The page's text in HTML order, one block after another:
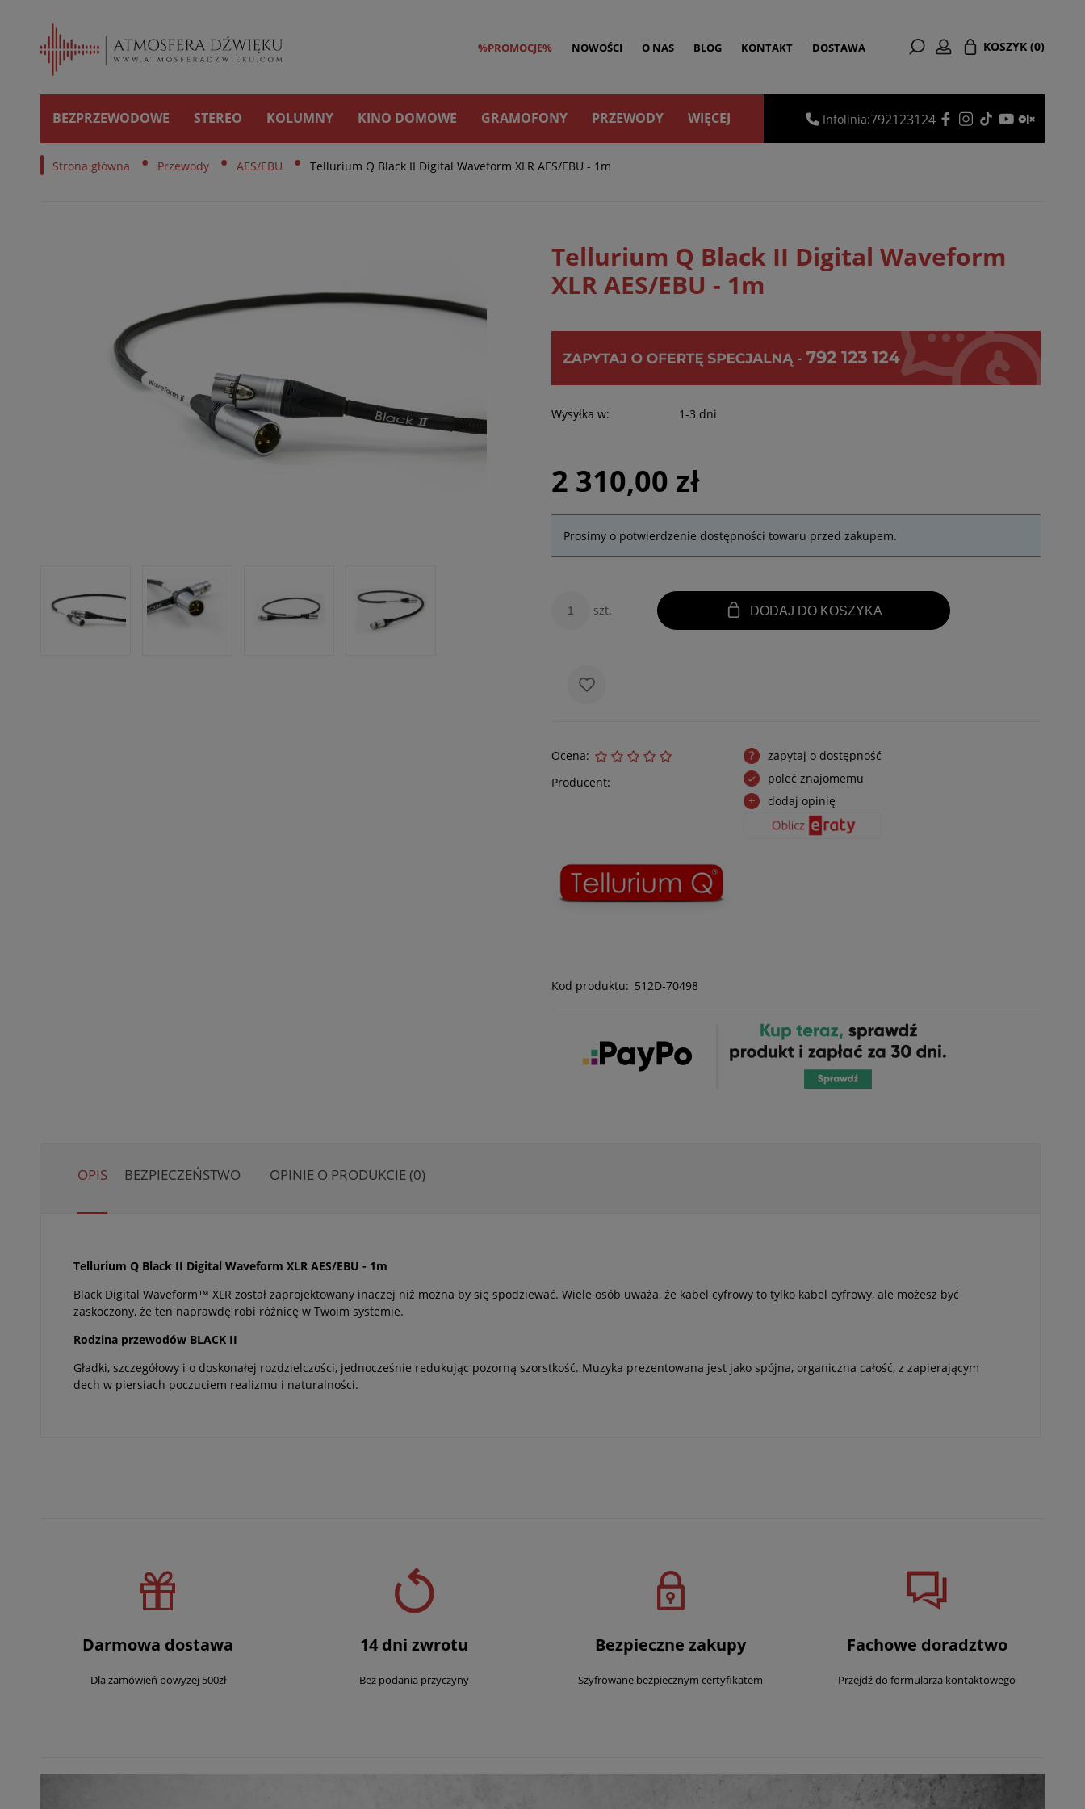
KOSZYK (0)
%PROMOCJE% NOWOŚCI O NAS BLOG KONTAKT DOSTAWA
BEZPRZEWODOWE STEREO KOLUMNY KINO DOMOWE GRAMOFONY PRZEWODY WIĘCEJ Infolinia:792123124
Strona główna • Przewody • AES/EBU • Tellurium Q Black II Digital Waveform XLR AES/EBU - 1m
Tellurium Q Black II Digital Waveform
XLR AES/EBU - 1m
Wysyłka w: 1-3 dni
2 310,00 zł
Prosimy o potwierdzenie dostępności towaru przed zakupem.
szt. DODAJ DO KOSZYKA
Ocena:
Producent:
Kod produktu: 512D-70498
zapytaj o dostępność
poleć znajomemu
dodaj opinię
OPIS BEZPIECZEŃSTWO OPINIE O PRODUKCIE (0)
Tellurium Q Black II Digital Waveform XLR AES/EBU - 1m
Black Digital Waveform™ XLR został zaprojektowany inaczej niż można by się spodziewać. Wiele osób uważa, że kabel cyfrowy to tylko kabel cyfrowy, ale możesz być
zaskoczony, że ten naprawdę robi różnicę w Twoim systemie.
Rodzina przewodów BLACK II
Gładki, szczegółowy i o doskonałej rozdzielczości, jednocześnie redukując pozorną szorstkość. Muzyka prezentowana jest jako spójna, organiczna całość, z zapierającym
dech w piersiach poczuciem realizmu i naturalności.
Darmowa dostawa
Dla zamówień powyżej 500zł
14 dni zwrotu
Bez podania przyczyny
Bezpieczne zakupy
Szyfrowane bezpiecznym certyfikatem
Fachowe doradztwo
Przejdź do formularza kontaktowego